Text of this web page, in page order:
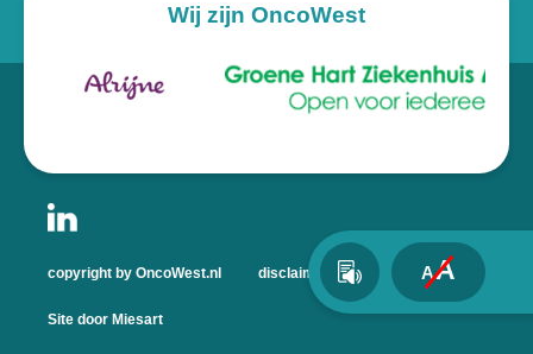
Wij zijn OncoWest
copyright by OncoWest.nl disclaimer privacyverklaring
Site door Miesart
AA